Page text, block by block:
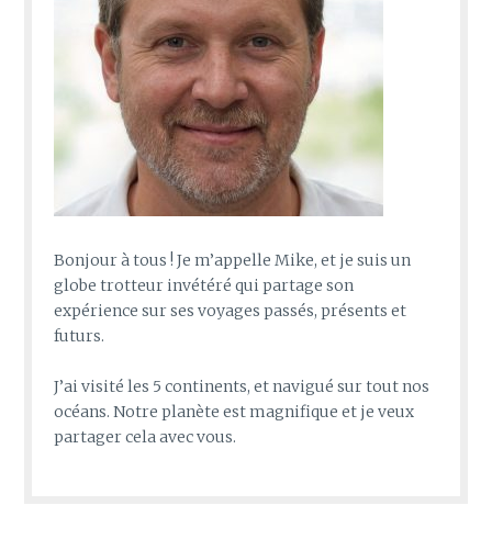
Bonjour à tous ! Je m’appelle Mike, et je suis un
globe trotteur invétéré qui partage son
expérience sur ses voyages passés, présents et
futurs.
J’ai visité les 5 continents, et navigué sur tout nos
océans. Notre planète est magnifique et je veux
partager cela avec vous.